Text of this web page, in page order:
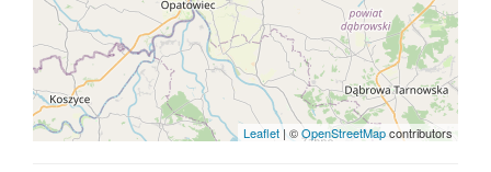
Leaflet | ©OpenStreetMapcontributors